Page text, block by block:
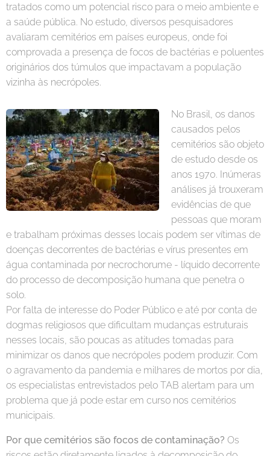
tratados como um potencial risco para o meio ambiente e
a saúde pública. No estudo, diversos pesquisadores
avaliaram cemitérios em países europeus, onde foi
comprovada a presença de focos de bactérias e poluentes
originários dos túmulos que impactavam a população
vizinha às necrópoles.
No Brasil, os danos
causados pelos
cemitérios são objeto
de estudo desde os
anos 1970. Inúmeras
análises já trouxeram
evidências de que
pessoas que moram
e trabalham próximas desses locais podem ser vítimas de
doenças decorrentes de bactérias e vírus presentes em
água contaminada por necrochorume - líquido decorrente
do processo de decomposição humana que penetra o
solo.
Por falta de interesse do Poder Público e até por conta de
dogmas religiosos que dificultam mudanças estruturais
nesses locais, são poucas as atitudes tomadas para
minimizar os danos que necrópoles podem produzir. Com
o agravamento da pandemia e milhares de mortos por dia,
os especialistas entrevistados pelo TAB alertam para um
problema que já pode estar em curso nos cemitérios
municipais.
Por que cemitérios são focos de contaminação? Os